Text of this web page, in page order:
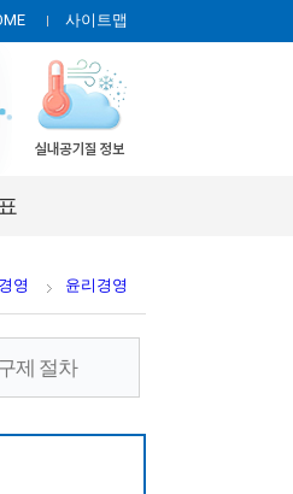
사이트맵
영 윤리경영
제 절차